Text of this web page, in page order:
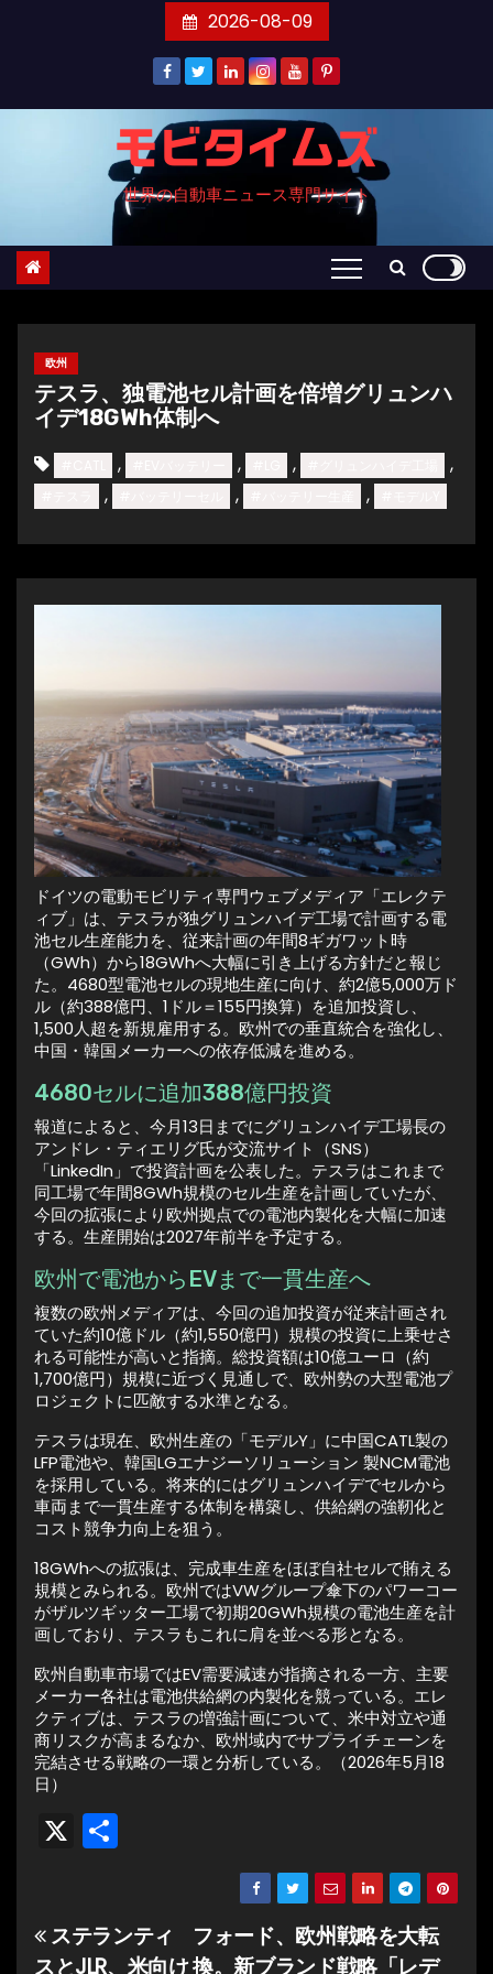
ン
プ
2026-08-09
モビタイムズ
世界の自動車ニュース専門サイト
欧州
テスラ、独電池セル計画を倍増グリュンハ
イデ18GWh体制へ
, , , ,
, , ,
ドイツの電動モビリティ専門ウェブメディア「エレクテ
ィブ」は、テスラが独グリュンハイデ工場で計画する電
池セル生産能力を、従来計画の年間8ギガワット時
（GWh）から18GWhへ大幅に引き上げる方針だと報じ
た。4680型電池セルの現地生産に向け、約2億5,000万ド
ル（約388億円、1ドル＝155円換算）を追加投資し、
1,500人超を新規雇用する。欧州での垂直統合を強化し、
中国・韓国メーカーへの依存低減を進める。
4680セルに追加388億円投資
報道によると、今月13日までにグリュンハイデ工場長の
アンドレ・ティエリグ氏が交流サイト（SNS）
「LinkedIn」で投資計画を公表した。テスラはこれまで
同工場で年間8GWh規模のセル生産を計画していたが、
今回の拡張により欧州拠点での電池内製化を大幅に加速
する。生産開始は2027年前半を予定する。
欧州で電池からEVまで一貫生産へ
複数の欧州メディアは、今回の追加投資が従来計画され
ていた約10億ドル（約1,550億円）規模の投資に上乗せさ
れる可能性が高いと指摘。総投資額は10億ユーロ（約
1,700億円）規模に近づく見通しで、欧州勢の大型電池プ
ロジェクトに匹敵する水準となる。
テスラは現在、欧州生産の「モデルY」に中国CATL製の
LFP電池や、韓国LGエナジーソリューション 製NCM電池
を採用している。将来的にはグリュンハイデでセルから
車両まで一貫生産する体制を構築し、供給網の強靭化と
コスト競争力向上を狙う。
18GWhへの拡張は、完成車生産をほぼ自社セルで賄える
規模とみられる。欧州ではVWグループ傘下のパワーコー
がザルツギッター工場で初期20GWh規模の電池生産を計
画しており、テスラもこれに肩を並べる形となる。
欧州自動車市場ではEV需要減速が指摘される一方、主要
メーカー各社は電池供給網の内製化を競っている。エレ
クティブは、テスラの増強計画について、米中対立や通
商リスクが高まるなか、欧州域内でサプライチェーンを
完結させる戦略の一環と分析している。（2026年5月18
日）
X
投
フォード、欧州戦略を大転
換。新ブランド戦略「レデ
ステランティ
スとJLR、米向け